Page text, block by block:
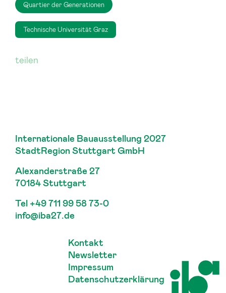
Quartier der Generationen
Technische Universität Graz
teilen
Internationale Bauausstellung 2027
StadtRegion Stuttgart GmbH
Alexanderstraße 27
70184 Stuttgart
Tel +49 711 99 58 73-0
info@iba27.de
Kontakt
Newsletter
Impressum
Datenschutzerklärung